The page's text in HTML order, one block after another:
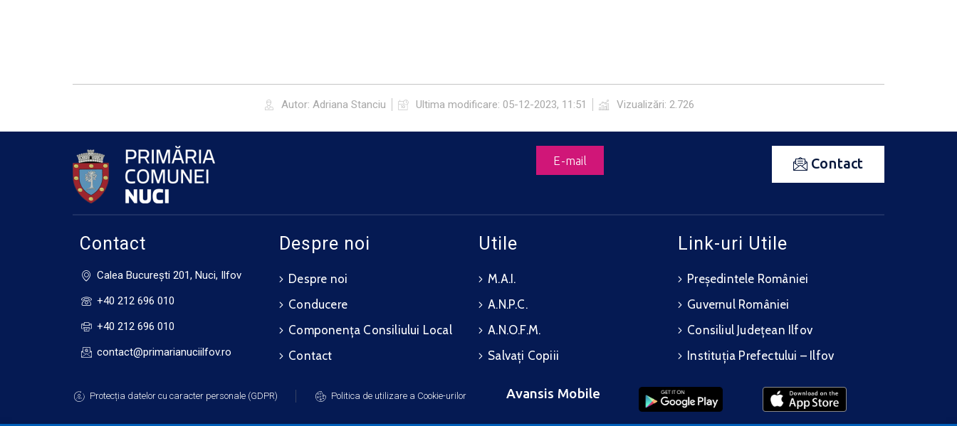
Autor: Adriana Stanciu Ultima modificare: 05-12-2023, 11:51 Vizualizări: 2.726
E-mail Contact
Contact
Calea Bucureşti 201, Nuci, Ilfov
+40 212 696 010
+40 212 696 010
contact@primarianuciilfov.ro
Despre noi
Despre noi
Conducere
Componența Consiliului Local
Contact
Utile
M.A.I.
A.N.P.C.
A.N.O.F.M.
Salvați Copiii
Link-uri Utile
Președintele României
Guvernul României
Consiliul Județean Ilfov
Instituția Prefectului – Ilfov
Protecția datelor cu caracter personale (GDPR) Politica de utilizare a Cookie-urilor Avansis Mobile